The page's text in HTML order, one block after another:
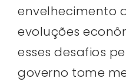
envelhecimento
evoluções
esses desafios
governo tome